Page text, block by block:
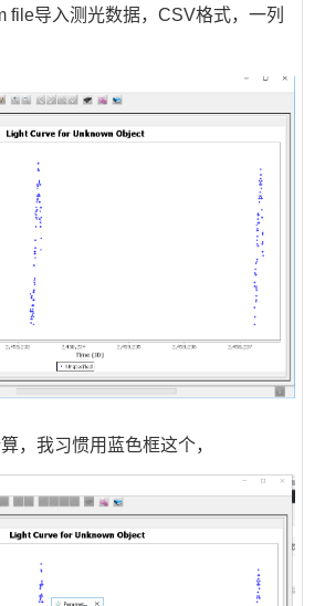
file导入测光数据，CSV格式，一列
，我习惯用蓝色框这个，